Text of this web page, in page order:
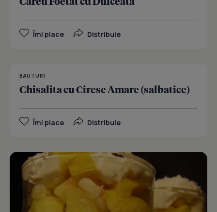
Îmi place Distribuie
BAUTURI
Chisalita cu Cirese Amare (salbatice)
Îmi place Distribuie